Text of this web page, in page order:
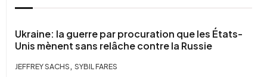
Ukraine: la guerre par procuration que les États-
Unis mènent sans relâche contre la Russie
JEFFREY SACHS , SYBIL FARES